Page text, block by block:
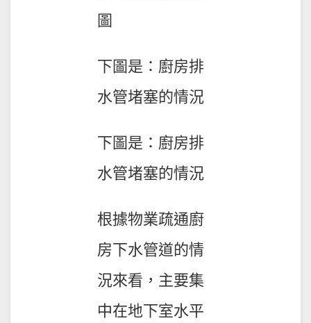
圖
下圖是：廚房排
水管堵塞的情況
下圖是：廚房排
水管堵塞的情況
根據物業疏通廚
房下水管道的情
況來看，主要集
中在地下室水平